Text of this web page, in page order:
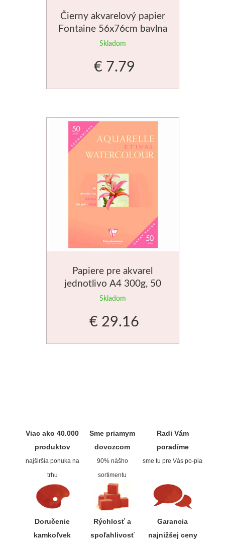
Novinky
Čierny akvarelový papier
Fontaine 56x76cm bavlna
300g
Skladom
€ 7.79
Papiere pre akvarel
jednotlivo A4 300g, 50
listov
Skladom
€ 29.16
Viac ako 40.000
produktov
Sme priamym
dovozcom
Radi Vám
poradíme
najširšia ponuka na
trhu
90% nášho
sortimentu
sme tu pre Vás po-pia
Doručenie
kamkoľvek
Rýchlosť a
spoľahlivosť
Garancia
najnižšej ceny